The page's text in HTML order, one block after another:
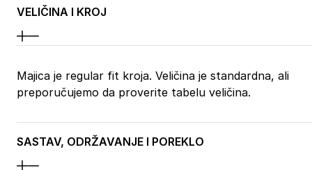
VELIČINA I KROJ
Majica je regular fit kroja. Veličina je standardna, ali
preporučujemo da proverite tabelu veličina.
SASTAV, ODRŽAVANJE I POREKLO